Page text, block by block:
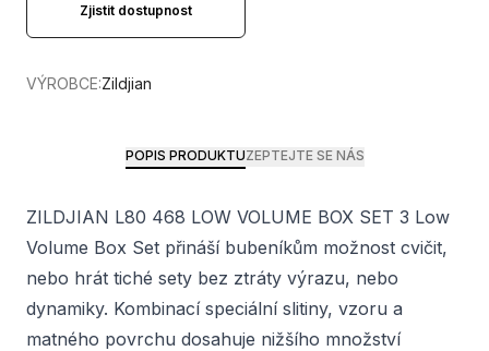
Zjistit dostupnost
VÝROBCE:Zildjian
POPIS PRODUKTUZEPTEJTE SE NÁS
ZILDJIAN L80 468 LOW VOLUME BOX SET 3 Low
Volume Box Set přináší bubeníkům možnost cvičit,
nebo hrát tiché sety bez ztráty výrazu, nebo
dynamiky. Kombinací speciální slitiny, vzoru a
matného povrchu dosahuje nižšího množství